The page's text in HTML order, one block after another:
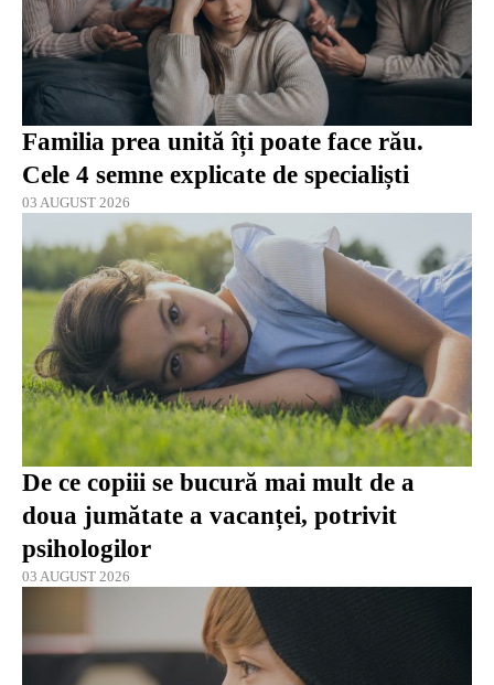
Familia prea unită îți poate face rău.
Cele 4 semne explicate de specialiști
03 AUGUST 2026
De ce copiii se bucură mai mult de a
doua jumătate a vacanței, potrivit
psihologilor
03 AUGUST 2026